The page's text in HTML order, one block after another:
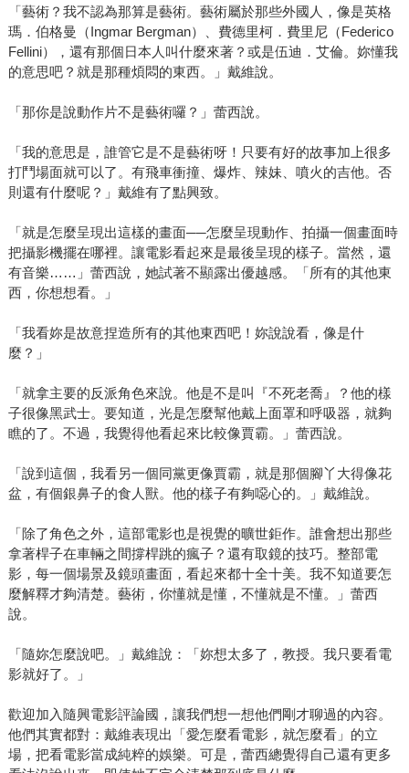
「藝術？我不認為那算是藝術。藝術屬於那些外國人，像是英格
瑪．伯格曼（Ingmar Bergman）、費德里柯．費里尼（Federico
Fellini），還有那個日本人叫什麼來著？或是伍迪．艾倫。妳懂我
的意思吧？就是那種煩悶的東西。」戴維說。
「那你是說動作片不是藝術囉？」蕾西說。
「我的意思是，誰管它是不是藝術呀！只要有好的故事加上很多
打鬥場面就可以了。有飛車衝撞、爆炸、辣妹、噴火的吉他。否
則還有什麼呢？」戴維有了點興致。
「就是怎麼呈現出這樣的畫面──怎麼呈現動作、拍攝一個畫面時
把攝影機擺在哪裡。讓電影看起來是最後呈現的樣子。當然，還
有音樂……」蕾西說，她試著不顯露出優越感。「所有的其他東
西，你想想看。」
「我看妳是故意捏造所有的其他東西吧！妳說說看，像是什
麼？」
「就拿主要的反派角色來說。他是不是叫『不死老喬』？他的樣
子很像黑武士。要知道，光是怎麼幫他戴上面罩和呼吸器，就夠
瞧的了。不過，我覺得他看起來比較像賈霸。」蕾西說。
「說到這個，我看另一個同黨更像賈霸，就是那個腳丫大得像花
盆，有個銀鼻子的食人獸。他的樣子有夠噁心的。」戴維說。
「除了角色之外，這部電影也是視覺的曠世鉅作。誰會想出那些
拿著桿子在車輛之間撐桿跳的瘋子？還有取鏡的技巧。整部電
影，每一個場景及鏡頭畫面，看起來都十全十美。我不知道要怎
麼解釋才夠清楚。藝術，你懂就是懂，不懂就是不懂。」蕾西
說。
「隨妳怎麼說吧。」戴維說：「妳想太多了，教授。我只要看電
影就好了。」
歡迎加入隨興電影評論國，讓我們想一想他們剛才聊過的內容。
他們其實都對：戴維表現出「愛怎麼看電影，就怎麼看」的立
場，把看電影當成純粹的娛樂。可是，蕾西總覺得自己還有更多